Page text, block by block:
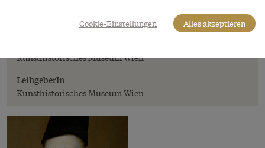
im spanischen Mantelkleid, Gemälde, 1735
Kunsthistorisches Museum Wien
LeihgeberIn
Kunsthistorisches Museum Wien
Cookie-Einstellungen Alles akzeptieren